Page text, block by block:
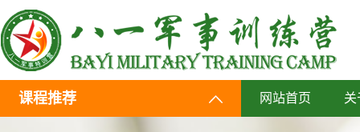
课程推荐 网站首页 关